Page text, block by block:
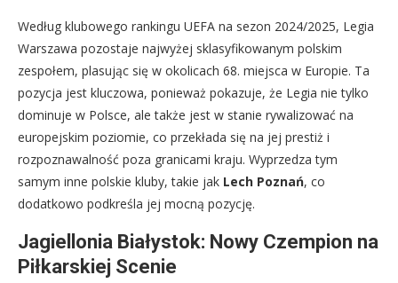
Według klubowego rankingu UEFA na sezon 2024/2025, Legia
Warszawa pozostaje najwyżej sklasyfikowanym polskim
zespołem, plasując się w okolicach 68. miejsca w Europie. Ta
pozycja jest kluczowa, ponieważ pokazuje, że Legia nie tylko
dominuje w Polsce, ale także jest w stanie rywalizować na
europejskim poziomie, co przekłada się na jej prestiż i
rozpoznawalność poza granicami kraju. Wyprzedza tym
samym inne polskie kluby, takie jak Lech Poznań, co
dodatkowo podkreśla jej mocną pozycję.
Jagiellonia Białystok: Nowy Czempion na
Piłkarskiej Scenie